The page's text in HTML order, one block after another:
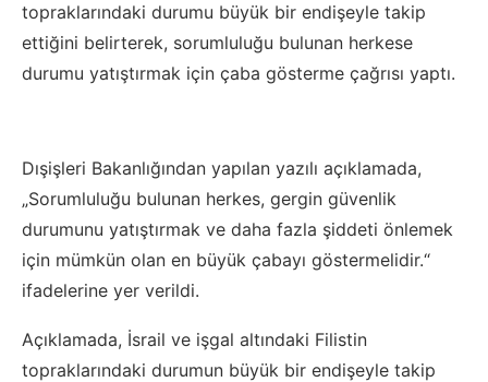
topraklarındaki durumu büyük bir endişeyle takip
ettiğini belirterek, sorumluluğu bulunan herkese
durumu yatıştırmak için çaba gösterme çağrısı yaptı.
Dışişleri Bakanlığından yapılan yazılı açıklamada,
„Sorumluluğu bulunan herkes, gergin güvenlik
durumunu yatıştırmak ve daha fazla şiddeti önlemek
için mümkün olan en büyük çabayı göstermelidir.“
ifadelerine yer verildi.
Açıklamada, İsrail ve işgal altındaki Filistin
topraklarındaki durumun büyük bir endişeyle takip